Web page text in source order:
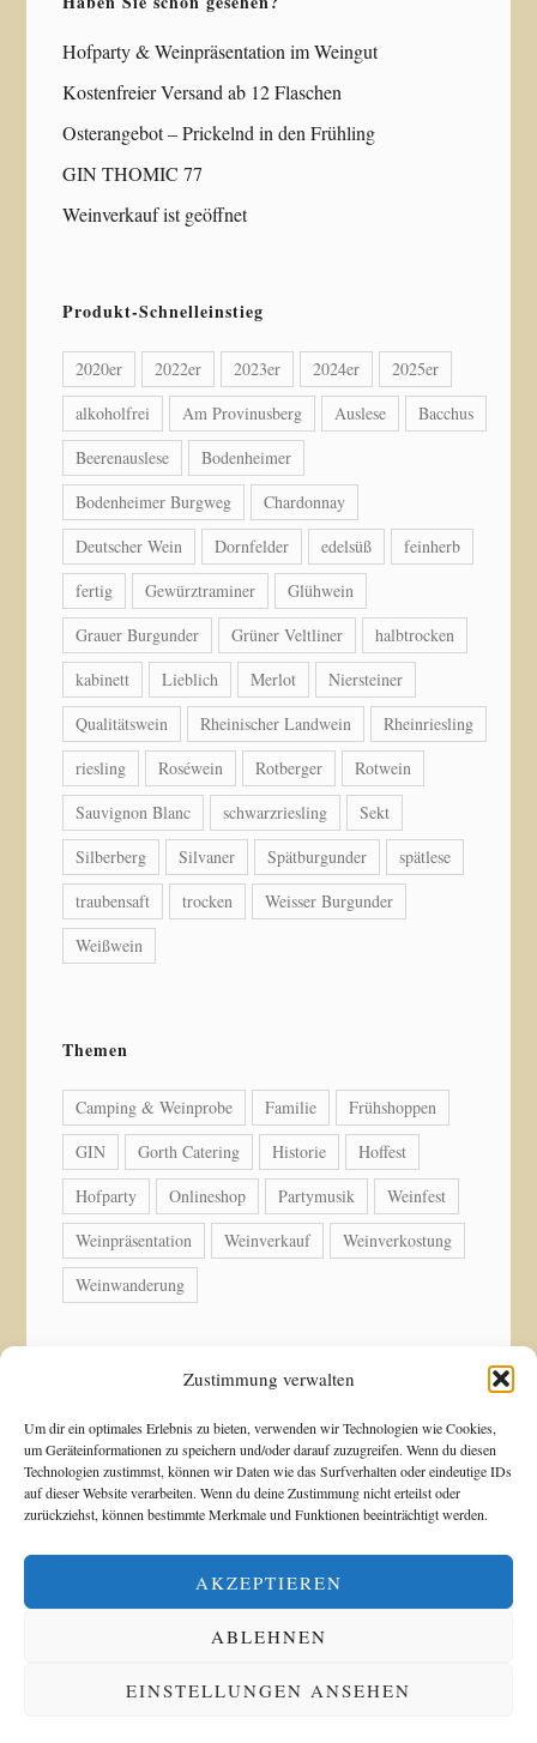
Zustimmung verwalten
Um dir ein optimales Erlebnis zu bieten, verwenden wir Technologien wie Cookies,
um Geräteinformationen zu speichern und/oder darauf zuzugreifen. Wenn du diesen
Technologien zustimmst, können wir Daten wie das Surfverhalten oder eindeutige IDs
auf dieser Website verarbeiten. Wenn du deine Zustimmung nicht erteilst oder
zurückziehst, können bestimmte Merkmale und Funktionen beeinträchtigt werden.
AKZEPTIEREN
ABLEHNEN
EINSTELLUNGEN ANSEHEN
Hofparty & Weinpräsentation im Weingut
Kostenfreier Versand ab 12 Flaschen
Osterangebot – Prickelnd in den Frühling
GIN THOMIC 77
Weinverkauf ist geöffnet
Produkt-Schnelleinstieg
2020er 2022er 2023er 2024er
2025er
alkoholfrei
Am Provinusberg Auslese
Bacchus
Beerenauslese
Bodenheimer
Bodenheimer Burgweg
Chardonnay
Deutscher Wein
Dornfelder edelsüß
feinherb
fertig
Gewürztraminer
Glühwein
Grauer Burgunder
Grüner Veltliner
halbtrocken
kabinett
Lieblich Merlot
Niersteiner
Qualitätswein
Rheinischer Landwein
Rheinriesling
riesling
Roséwein Rotberger
Rotwein
Sauvignon Blanc
schwarzriesling
Sekt
Silberberg
Silvaner Spätburgunder
spätlese
traubensaft
trocken
Weisser Burgunder
Weißwein
Themen
Camping & Weinprobe Familie
Frühshoppen
GIN
Gorth Catering Historie
Hoffest
Hofparty
Onlineshop Partymusik
Weinfest
Weinpräsentation
Weinverkauf
Weinverkostung
Weinwanderung
© Copyright 2026 Weingut Acker-Holdenried. Alle
Rechte vorbehalten.
Alle Preise inkl. der gesetzlichen MwSt.